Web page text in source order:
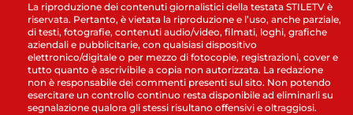
La riproduzione dei contenuti giornalistici della testata STILETV è
riservata. Pertanto, è vietata la riproduzione e l’uso, anche parziale,
di testi, fotografie, contenuti audio/video, filmati, loghi, grafiche
aziendali e pubblicitarie, con qualsiasi dispositivo
elettronico/digitale o per mezzo di fotocopie, registrazioni, cover e
tutto quanto è ascrivibile a copia non autorizzata. La redazione
non è responsabile dei commenti presenti sul sito. Non potendo
esercitare un controllo continuo resta disponibile ad eliminarli su
segnalazione qualora gli stessi risultano offensivi e oltraggiosi.